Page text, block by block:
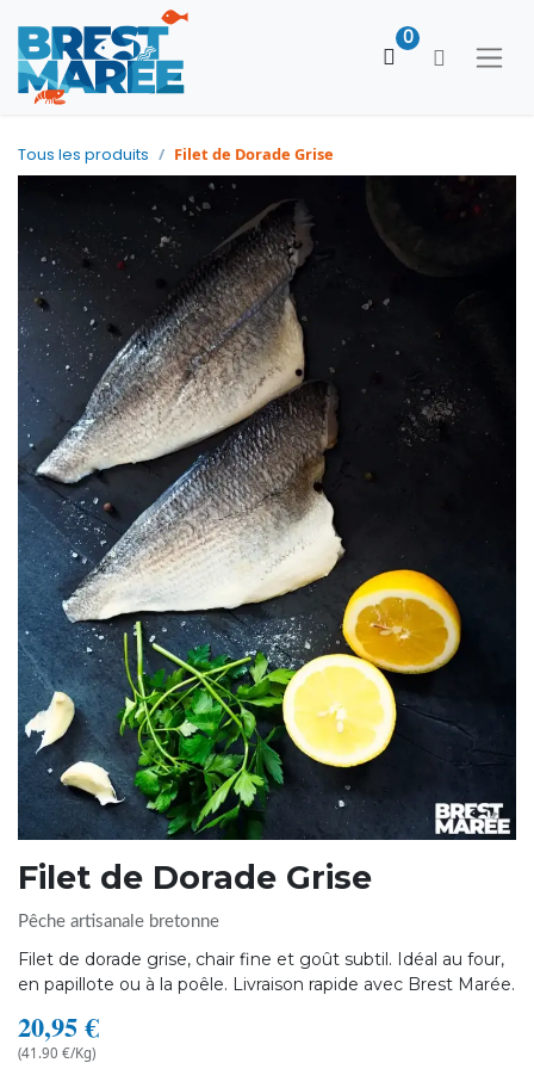
0
Tous les produits Filet de Dorade Grise
Filet de Dorade Grise
Pêche artisanale bretonne
Filet de dorade grise, chair fine et goût subtil. Idéal au four,
en papillote ou à la poêle. Livraison rapide avec Brest Marée.
20,95€
(41.90 €/Kg)